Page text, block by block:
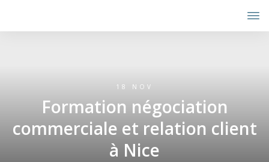
18 NOV
Formation négociation
commerciale et relation client
à Nice